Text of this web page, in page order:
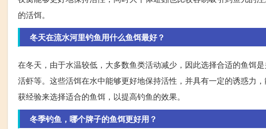
的活饵。
冬天在流水河里钓鱼用什么鱼饵最好？
在冬天，由于水温较低，大多数鱼类活动减少，因此选择合适的鱼饵
活虾等。这些活饵在水中能够更好地保持活性，并具有一定的诱惑力
获经验来选择适合的鱼饵，以提高钓鱼的效果。
冬季钓鱼，哪个牌子的鱼饵更好用？